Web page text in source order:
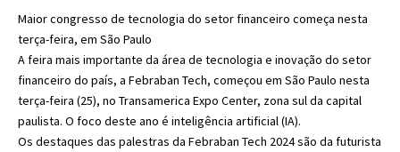
Maior congresso de tecnologia do setor financeiro começa nesta
terça-feira, em São Paulo
A feira mais importante da área de tecnologia e inovação do setor
financeiro do país, a Febraban Tech, começou em São Paulo nesta
terça-feira (25), no Transamerica Expo Center, zona sul da capital
paulista. O foco deste ano é inteligência artificial (IA).
Os destaques das palestras da Febraban Tech 2024 são da futurista